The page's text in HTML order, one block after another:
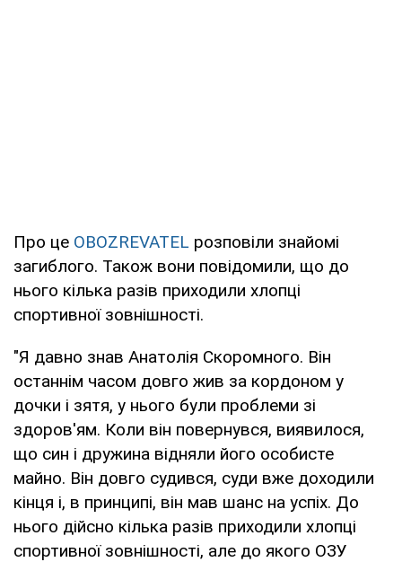
Про це OBOZREVATEL розповіли знайомі
загиблого. Також вони повідомили, що до
нього кілька разів приходили хлопці
спортивної зовнішності.
"Я давно знав Анатолія Скоромного. Він
останнім часом довго жив за кордоном у
дочки і зятя, у нього були проблеми зі
здоров'ям. Коли він повернувся, виявилося,
що син і дружина відняли його особисте
майно. Він довго судився, суди вже доходили
кінця і, в принципі, він мав шанс на успіх. До
нього дійсно кілька разів приходили хлопці
спортивної зовнішності, але до якого ОЗУ